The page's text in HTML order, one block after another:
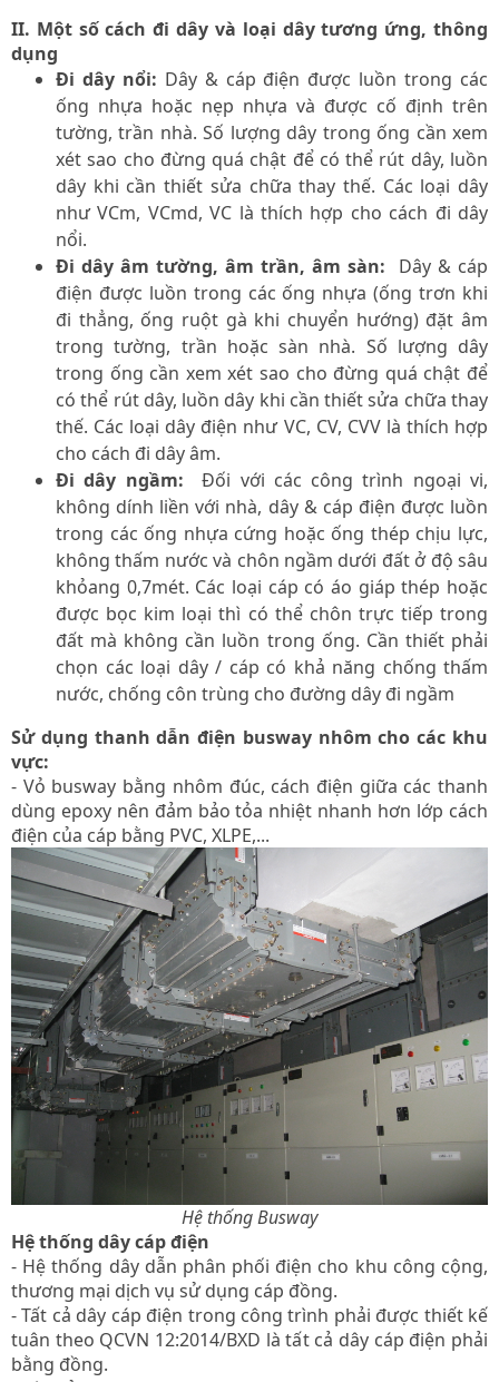
II. Một số cách đi dây và loại dây tương ứng, thông
dụng
Đi dây nổi: Dây & cáp điện được luồn trong các
ống nhựa hoặc nẹp nhựa và được cố định trên
tường, trần nhà. Số lượng dây trong ống cần xem
xét sao cho đừng quá chật để có thể rút dây, luồn
dây khi cần thiết sửa chữa thay thế. Các loại dây
như VCm, VCmd, VC là thích hợp cho cách đi dây
nổi.
Đi dây âm tường, âm trần, âm sàn:
Dây & cáp
điện được luồn trong các ống nhựa (ống trơn khi
đi thẳng, ống ruột gà khi chuyển hướng) đặt âm
trong tường, trần hoặc sàn nhà. Số lượng dây
trong ống cần xem xét sao cho đừng quá chật để
có thể rút dây, luồn dây khi cần thiết sửa chữa thay
thế. Các loại dây điện như VC, CV, CVV là thích hợp
cho cách đi dây âm.
Đi dây ngầm:
Đối với các công trình ngoại vi,
không dính liền với nhà, dây & cáp điện được luồn
trong các ống nhựa cứng hoặc ống thép chịu lực,
không thấm nước và chôn ngầm dưới đất ở độ sâu
khỏang 0,7mét. Các loại cáp có áo giáp thép hoặc
được bọc kim loại thì có thể chôn trực tiếp trong
đất mà không cần luồn trong ống. Cần thiết phải
chọn các loại dây / cáp có khả năng chống thấm
nước, chống côn trùng cho đường dây đi ngầm
Sử dụng thanh dẫn điện busway nhôm cho các khu
vực:
- Vỏ busway bằng nhôm đúc, cách điện giữa các thanh
dùng epoxy nên đảm bảo tỏa nhiệt nhanh hơn lớp cách
điện của cáp bằng PVC, XLPE,...
Hệ thống Busway
Hệ thống dây cáp điện
- Hệ thống dây dẫn phân phối điện cho khu công cộng,
thương mại dịch vụ sử dụng cáp đồng.
-Tất cả dây cáp điện trong công trình phải được thiết kế
tuân theo QCVN 12:2014/BXD là tất cả dây cáp điện phải
bằng đồng.